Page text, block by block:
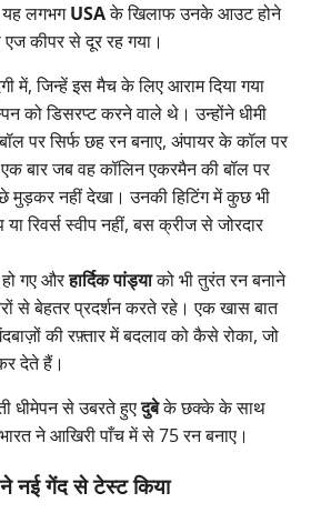
यह लगभगUSAके खिलाफ उनके आउट होने
कीपर से दूर रह गया।
में, जिन्हें इस मैच के लिए आराम दिया गया
को डिसरप्ट करने वाले थे। उन्होंने धीमी
पर सिर्फ छह रन बनाए, अंपायर के कॉल पर
बार जब वह कॉलिन एकरमैन की बॉल पर
मुड़कर नहीं देखा। उनकी हिटिंग में कुछ भी
रिवर्स स्वीप नहीं, बस क्रीज से जोरदार
गए औरहार्दिक पांड्याको भी तुरंत रन बनाने
से बेहतर प्रदर्शन करते रहे। एक खास बात
की रफ़्तार में बदलाव को कैसे रोका, जो
देते हैं।
धीमेपन से उबरते हुएदुबेके छक्के के साथ
ने आखिरी पाँच में से 75 रन बनाए।
नई गेंद से टेस्ट किया